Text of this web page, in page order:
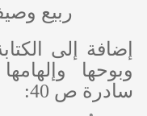
ربيع
إضافة إلى
وبوحها
سادرة ص 40: